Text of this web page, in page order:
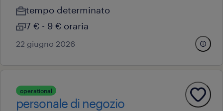
tempo determinato
7 € - 9 € oraria
22 giugno 2026
operational
personale di negozio